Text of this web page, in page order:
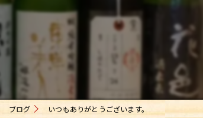
ブログ いつもありがとうございます。